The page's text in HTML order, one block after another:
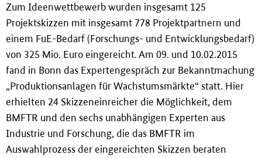
Zum Ideenwettbewerb wurden insgesamt 125
Projektskizzen mit insgesamt 778 Projektpartnern und
einem FuE-Bedarf (Forschungs- und Entwicklungsbedarf)
von 325 Mio. Euro eingereicht. Am 09. und 10.02.2015
fand in Bonn das Expertengespräch zur Bekanntmachung
„Produktionsanlagen für Wachstumsmärkte“ statt. Hier
erhielten 24 Skizzeneinreicher die Möglichkeit, dem
BMFTR und den sechs unabhängigen Experten aus
Industrie und Forschung, die das BMFTR im
Auswahlprozess der eingereichten Skizzen beraten